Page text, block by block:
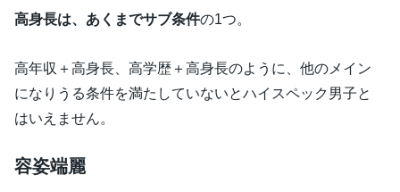
高身長は、あくまでサブ条件の1つ。
高年収＋高身長、高学歴＋高身長のように、他のメイン
になりうる条件を満たしていないとハイスペック男子と
はいえません。
容姿端麗